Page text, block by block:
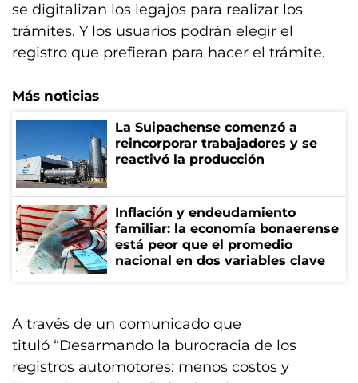
se digitalizan los legajos para realizar los
trámites. Y los usuarios podrán elegir el
registro que prefieran para hacer el trámite.
Más noticias
La Suipachense comenzó a
reincorporar trabajadores y se
reactivó la producción
Inflación y endeudamiento
familiar: la economía bonaerense
está peor que el promedio
nacional en dos variables clave
A través de un comunicado que
tituló “Desarmando la burocracia de los
registros automotores: menos costos y